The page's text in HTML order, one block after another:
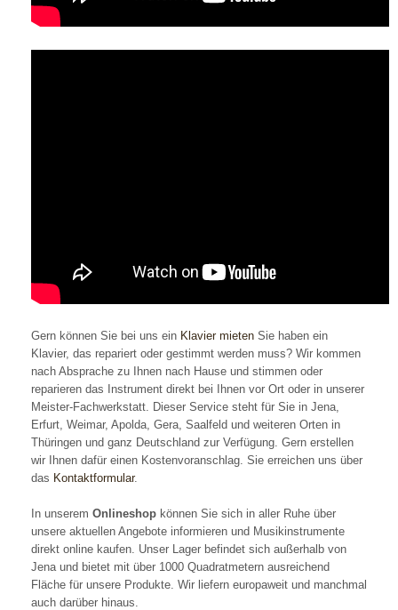
Gern können Sie bei uns ein Klavier mietenSie haben ein
Klavier, das repariert oder gestimmt werden muss? Wir kommen
nach Absprache zu Ihnen nach Hause und stimmen oder
reparieren das Instrument direkt bei Ihnen vor Ort oder in unserer
Meister-Fachwerkstatt. Dieser Service steht für Sie in Jena,
Erfurt, Weimar, Apolda, Gera, Saalfeld und weiteren Orten in
Thüringen und ganz Deutschland zur Verfügung. Gern erstellen
wir Ihnen dafür einen Kostenvoranschlag. Sie erreichen uns über
das Kontaktformular.
In unserem Onlineshopkönnen Sie sich in aller Ruhe über
unsere aktuellen Angebote informieren und Musikinstrumente
direkt online kaufen. Unser Lager befindet sich außerhalb von
Jena und bietet mit über 1000 Quadratmetern ausreichend
Fläche für unsere Produkte. Wir liefern europaweit und manchmal
auch darüber hinaus.